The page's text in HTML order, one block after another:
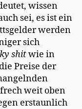
wissen
sei, es ist ein
werden
sich
shitwie in
Preise der
weit oben
erstaunlich